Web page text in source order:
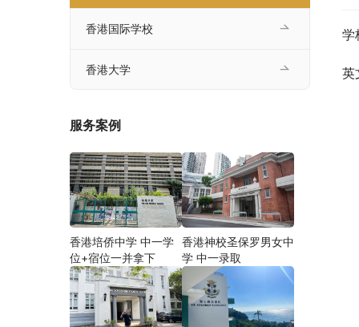
学
英
香港国际学校
香港大学
服务案例
香港培侨中学 中一学
位+宿位一并拿下
香港神校圣保罗男女中
学 中一录取